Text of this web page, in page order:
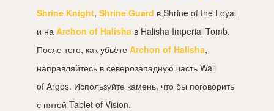
Shrine Knight, Shrine Guard в Shrine of the Loyal
и на Archon of Halisha в Halisha Imperial Tomb.
После того, как убьёте Archon of Halisha,
направляйтесь в северозападную часть Wall
of Argos. Используйте камень, что бы поговорить
с пятой Tablet of Vision.